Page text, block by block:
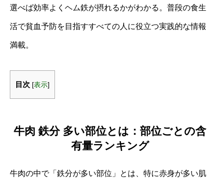
選べば効率よくヘム鉄が摂れるかがわかる。普段の食生
活で貧血予防を目指すすべての人に役立つ実践的な情報
満載。
目次 [表示]
牛肉 鉄分 多い部位とは：部位ごとの含
有量ランキング
牛肉の中で「鉄分が多い部位」とは、特に赤身が多い肌